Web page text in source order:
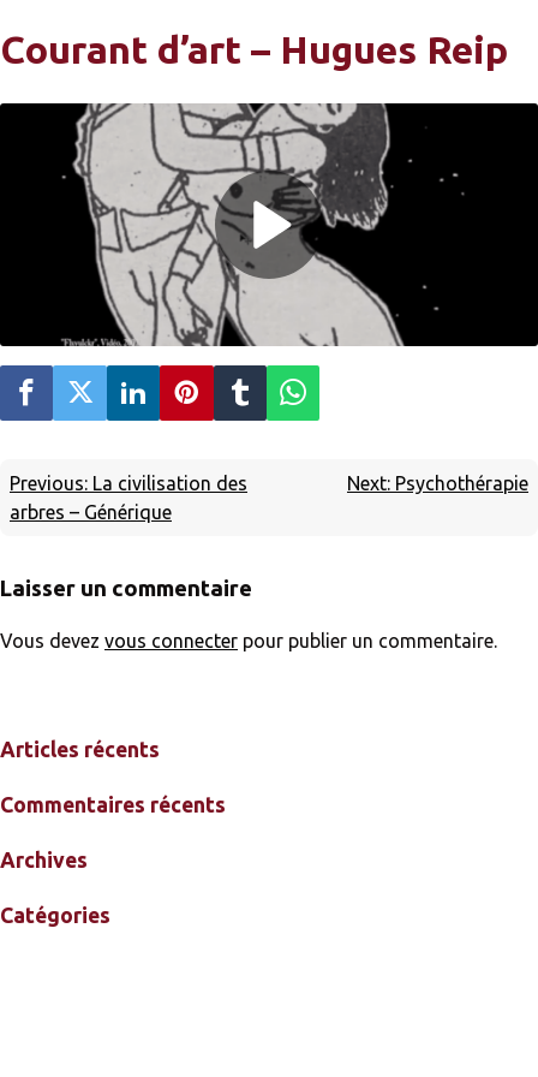
Courant d’art – Hugues Reip
Previous: La civilisation des
arbres – Générique
Next: Psychothérapie
Laisser un commentaire
Vous devez vous connecter pour publier un commentaire.
Articles récents
Commentaires récents
Archives
Catégories